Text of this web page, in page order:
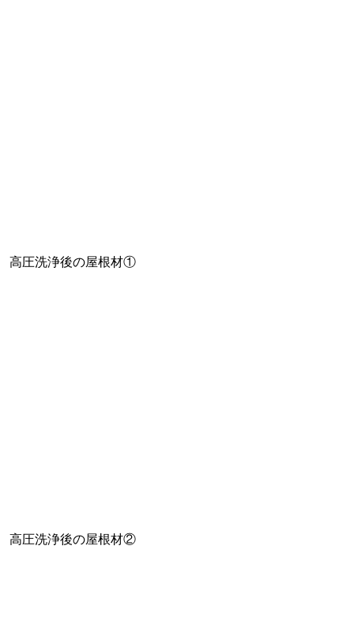
高圧洗浄後の屋根材①
高圧洗浄後の屋根材②